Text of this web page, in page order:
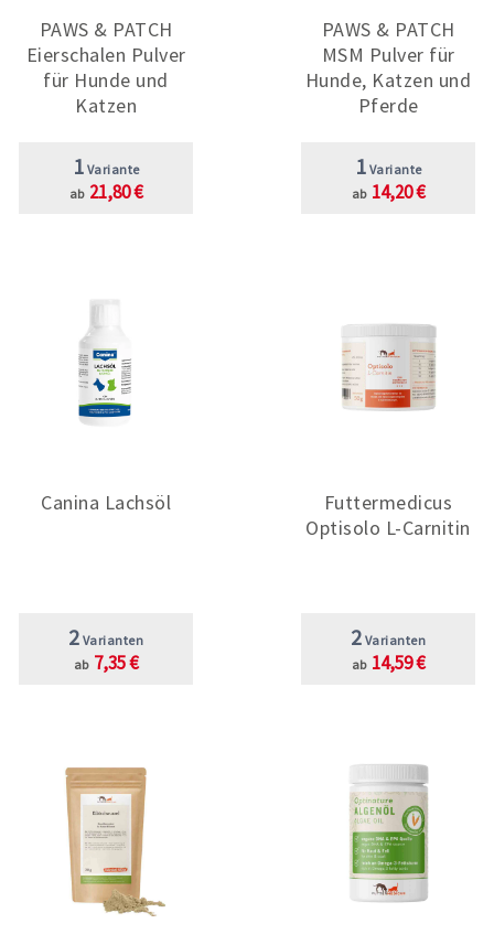
PAWS & PATCH
Eierschalen Pulver
für Hunde und
Katzen
1 Variante
ab 21,80 €
PAWS & PATCH
MSM Pulver für
Hunde, Katzen und
Pferde
1 Variante
ab 14,20 €
Canina Lachsöl
2 Varianten
ab 7,35 €
Futtermedicus
Optisolo L-Carnitin
2 Varianten
ab 14,59 €